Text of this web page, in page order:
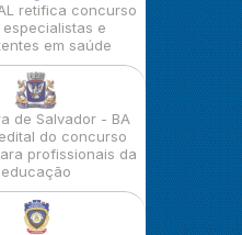
retifica concurso
especialistas e
em saúde
de Salvador - BA
do concurso
profissionais da
educação